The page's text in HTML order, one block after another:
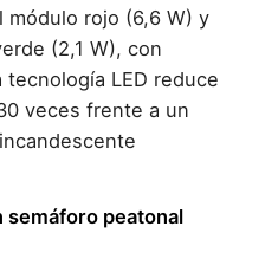
módulo rojo (6,6 W) y
(2,1 W), con
tecnología LED reduce
veces frente a un
semáforo peatonal